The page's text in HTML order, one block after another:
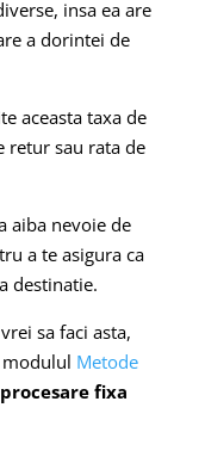
insa ea are
a dorintei de
aceasta taxa de
retur sau rata de
aiba nevoie de
a te asigura ca
destinatie.
sa faci asta,
Metode
fixa